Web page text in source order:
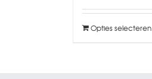
Opties selecteren